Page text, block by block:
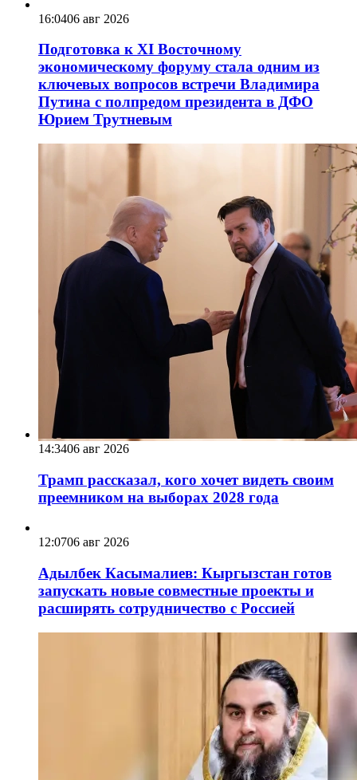
16:0406 авг 2026
Подготовка к XI Восточному
экономическому форуму стала одним из
ключевых вопросов встречи Владимира
Путина с полпредом президента в ДФО
Юрием Трутневым
14:3406 авг 2026
Трамп рассказал, кого хочет видеть своим
преемником на выборах 2028 года
12:0706 авг 2026
Адылбек Касымалиев: Кыргызстан готов
запускать новые совместные проекты и
расширять сотрудничество с Россией